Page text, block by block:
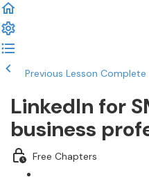
Previous Lesson Complete
LinkedIn for
business
Free Chapters